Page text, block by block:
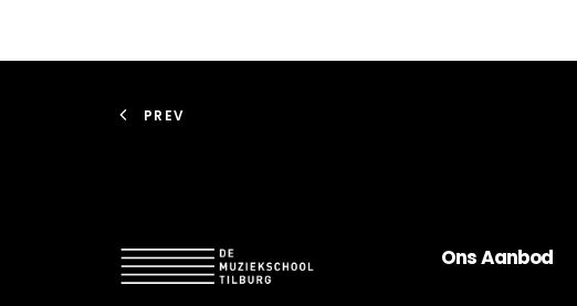
PREV
Ons Aanbod